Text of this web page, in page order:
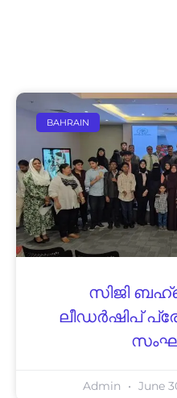
BAHRAIN
സിജി
ലീഡർഷിപ്
Admin June